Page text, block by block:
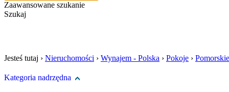
Zaawansowane szukanie
Szukaj
Jesteś tutaj › Nieruchomości › Wynajem - Polska › Pokoje › Pomorskie
Kategoria nadrzędna